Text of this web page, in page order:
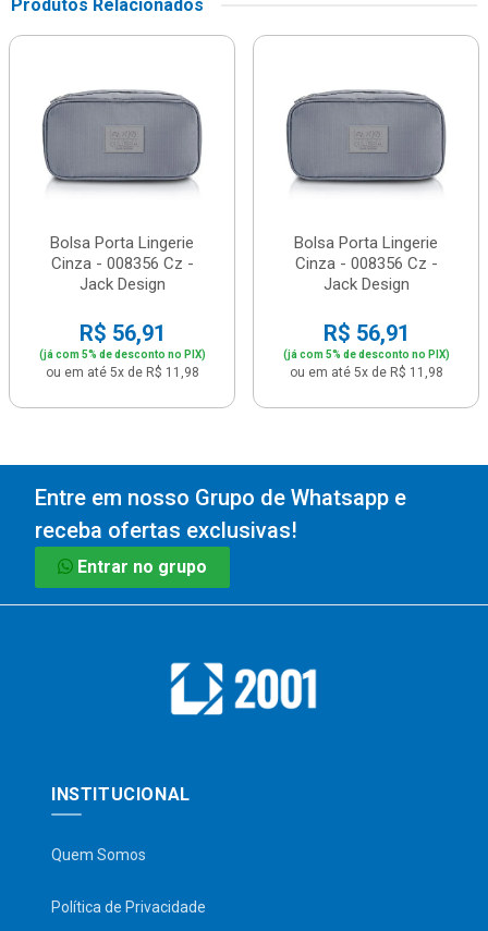
Produtos Relacionados
Bolsa Porta Lingerie
Cinza - 008356 Cz -
Jack Design
R$ 56,91
(já com 5% de desconto no PIX)
ou em até 5x de R$ 11,98
Bolsa Porta Lingerie
Cinza - 008356 Cz -
Jack Design
R$ 56,91
(já com 5% de desconto no PIX)
ou em até 5x de R$ 11,98
Entre em nosso Grupo de Whatsapp e
receba ofertas exclusivas!
Entrar no grupo
INSTITUCIONAL
Quem Somos
Política de Privacidade